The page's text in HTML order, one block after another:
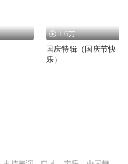
1.6万
国庆特辑（国庆节快
乐）